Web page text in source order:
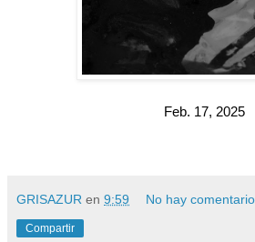
Feb. 17, 2025
GRISAZUR en 9:59 No hay
Compartir